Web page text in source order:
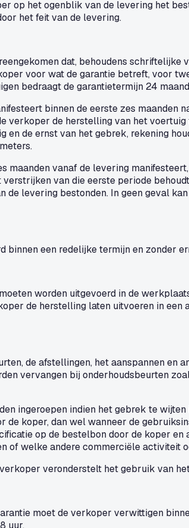
op het ogenblik van de levering het
het feit van de levering.
dat, behoudens
voor wat de garantie betreft, voor
bedraagt de garantietermijn 24
binnen de eerste zes maanden
verkoper de herstelling van het
en de ernst van het gebrek, rekening
maanden vanaf de levering
van die eerste periode
de levering bestonden. In geen geval
binnen een redelijke termijn en zonder
worden uitgevoerd in de
de herstelling laten uitvoeren in
de afstellingen, het aanspannen
vervangen bij onderhoudsbeurten
ingeroepen indien het gebrek te
de koper, dan wel wanneer de
op de bestelbon door de koper
of welke andere commerciële activiteit
veronderstelt het gebruik van
moet de verkoper verwittigen